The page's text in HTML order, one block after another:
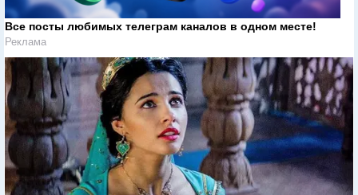
Все посты любимых телеграм каналов в одном месте!
Реклама